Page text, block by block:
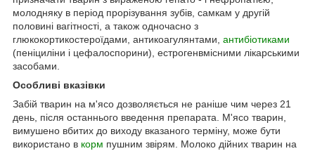
молодняку в період прорізування зубів, самкам у другій
половині вагітності, а також одночасно з
глюкокортикостероїдами, антикоагулянтами, антибіотиками
(пеніциліни і цефалоспорини), естрогенвмісними лікарськими
засобами.
Особливі вказівки
Забій тварин на м'ясо дозволяється не раніше чим через 21
день, після останнього введення препарата. М'ясо тварин,
вимушено вбитих до виходу вказаного терміну, може бути
використано в корм пушним звірям. Молоко дійних тварин на